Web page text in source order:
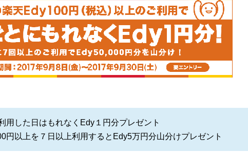
用した日はもれなくEdy１円分プレゼント
円以上を７日以上利用するとEdy5万円分山分けプレゼント